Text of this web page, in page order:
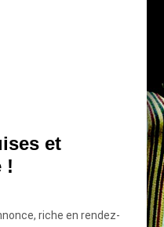
et
!
riche en rendez-